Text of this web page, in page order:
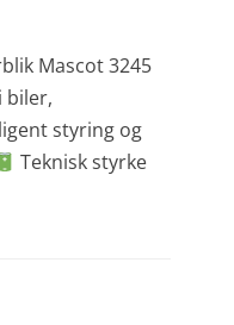
Mascot 3245
biler,
styring og
Teknisk styrke